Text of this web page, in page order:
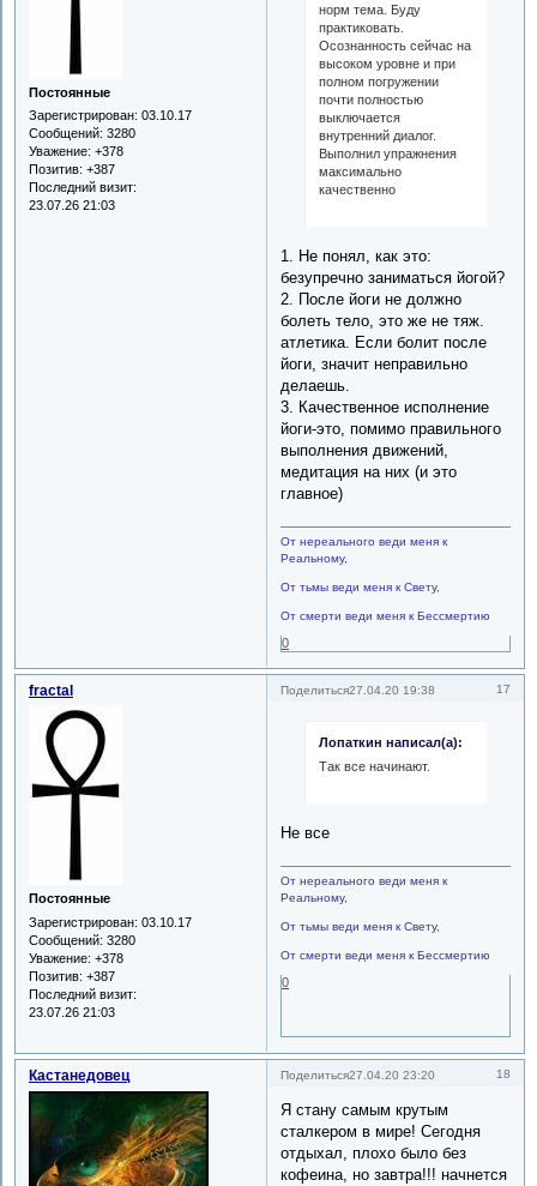
Постоянные
Зарегистрирован: 03.10.17
Сообщений: 3280
Уважение: +378
Позитив: +387
Последний визит:
23.07.26 21:03
норм тема. Буду
практиковать.
Осознанность сейчас на
высоком уровне и при
полном погружении
почти полностью
выключается
внутренний диалог.
Выполнил упражнения
максимально
качественно
1. Не понял, как это:
безупречно заниматься йогой?
2. После йоги не должно
болеть тело, это же не тяж.
атлетика. Если болит после
йоги, значит неправильно
делаешь.
3. Качественное исполнение
йоги-это, помимо правильного
выполнения движений,
медитация на них (и это
главное)
От нереального веди меня к
Реальному,
От тьмы веди меня к Свету,
От смерти веди меня к Бессмертию
0
Поделиться 17
27.04.20 19:38
fractal
Постоянные
Зарегистрирован: 03.10.17
Сообщений: 3280
Уважение: +378
Позитив: +387
Последний визит:
23.07.26 21:03
Лопаткин написал(а):
Так все начинают.
Не все
От нереального веди меня к
Реальному,
От тьмы веди меня к Свету,
От смерти веди меня к Бессмертию
0
Поделиться 18
27.04.20 23:20
Кастанедовец
Я стану самым крутым
сталкером в мире! Сегодня
отдыхал, плохо было без
кофеина, но завтра!!! начнется